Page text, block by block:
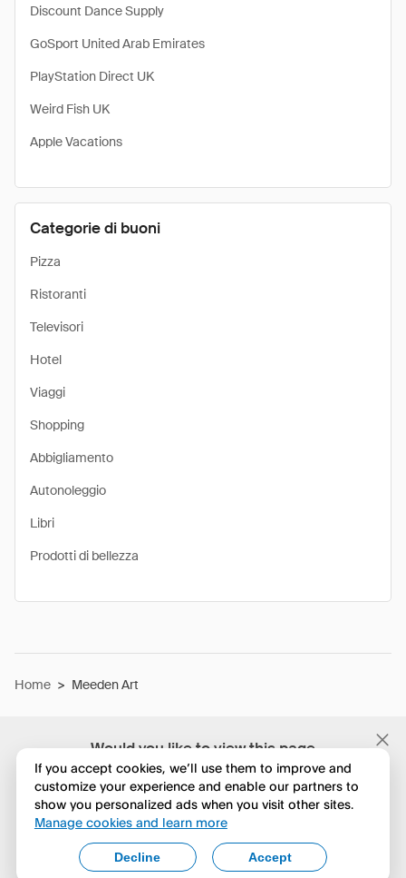
Would you like to view this page
in English?
No, continua a esplorare
Yes, change to English
Discount Dance Supply
GoSport United Arab Emirates
PlayStation Direct UK
Weird Fish UK
Apple Vacations
Categorie di buoni
Pizza
Ristoranti
Televisori
Hotel
Viaggi
Shopping
Abbigliamento
Autonoleggio
Libri
Prodotti di bellezza
Home > Meeden Art
If you accept cookies, we’ll use them to improve and
customize your experience and enable our partners to
show you personalized ads when you visit other sites.
Manage cookies and learn more
Accept
Decline